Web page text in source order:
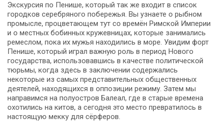
Экскурсия по Пенише, который так же входит в список
городков серебряного побережья. Вы узнаете о рыбном
промысле, процветающем тут со времён Римской Империи
и о местных бобинных кружевницах, которые занимались
ремеслом, пока их мужья находились в море. Увидим форт
Пенише, который играл важную роль в период Нового
государства, использовавшись в качестве политической
тюрьмы, когда здесь в заключении содержались
некоторые из самых представительных общественных
деятелей, находящихся в оппозиции режиму. Затем мы
направимся на полуостров Балеал, где в старые времена
охотились на китов, а сегодня это место превратилось в
настоящую мекку для сёрферов.